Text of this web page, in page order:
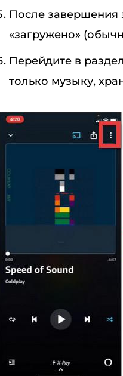
После завершения
«загружено»
Перейдите в
только музыку,